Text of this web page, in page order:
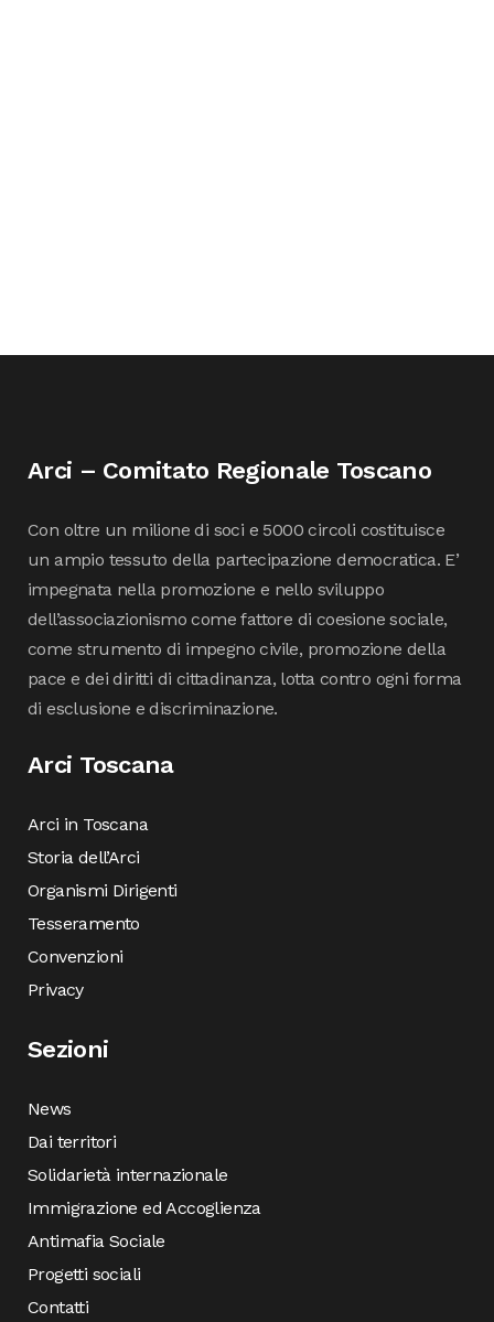
Arci – Comitato Regionale Toscano
Con oltre un milione di soci e 5000 circoli costituisce
un ampio tessuto della partecipazione democratica. E’
impegnata nella promozione e nello sviluppo
dell’associazionismo come fattore di coesione sociale,
come strumento di impegno civile, promozione della
pace e dei diritti di cittadinanza, lotta contro ogni forma
di esclusione e discriminazione.
Arci Toscana
Arci in Toscana
Storia dell’Arci
Organismi Dirigenti
Tesseramento
Convenzioni
Privacy
Sezioni
News
Dai territori
Solidarietà internazionale
Immigrazione ed Accoglienza
Antimafia Sociale
Progetti sociali
Contatti